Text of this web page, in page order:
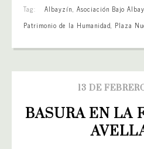
Tag: Albayzín, Asociación Bajo
Patrimonio de la Humanidad, Plaza
13 DE
BASURA EN LA